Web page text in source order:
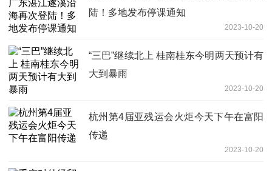
陆！多地发布停课通知
2023-10-20
“三巴”继续北上 桂南桂东今明两天预计有
大到暴雨
2023-10-20
杭州第4届亚残运会火炬今天下午在富阳
传递
2023-10-20